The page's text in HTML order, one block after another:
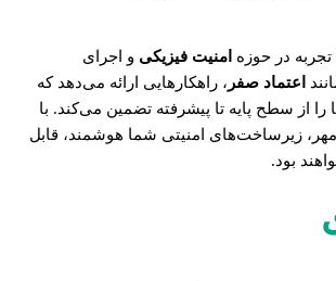
تجربه در حوزه امنیت فیزیکی و اجرای
اعتماد صفر ، راهکارهایی ارائه می‌دهد که
از سطح پایه تا پیشرفته تضمین می‌کند. با
زیرساخت‌های امنیتی شما هوشمند، قابل
بود.